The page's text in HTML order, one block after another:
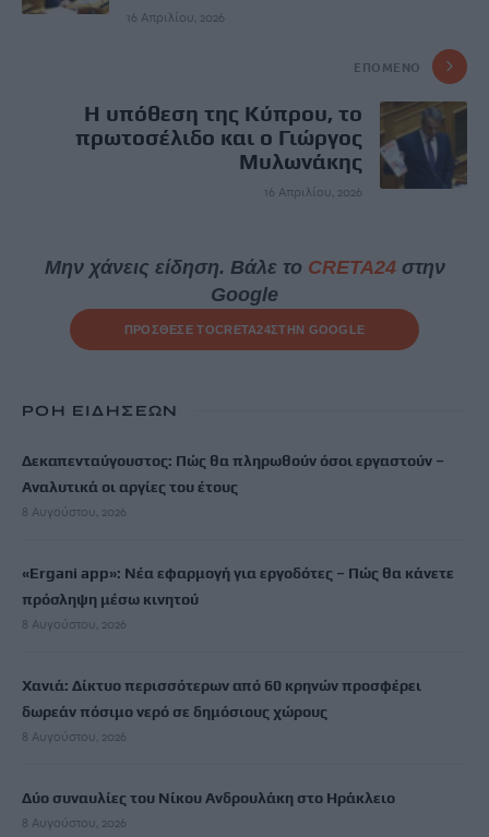
16 Απριλίου, 2026
ΕΠΌΜΕΝΟ
Η υπόθεση της Κύπρου, το
πρωτοσέλιδο και ο Γιώργος
Μυλωνάκης
16 Απριλίου, 2026
Μην χάνεις είδηση. Βάλε το CRETA24στην
Google
ΠΡΟΣΘΕΣΕ ΤΟCRETA24ΣΤΗΝ GOOGLE
ΡΟΗ ΕΙΔΗΣΕΩΝ
Δεκαπενταύγουστος: Πώς θα πληρωθούν όσοι εργαστούν –
Αναλυτικά οι αργίες του έτους
8 Αυγούστου, 2026
«Ergani app»: Νέα εφαρμογή για εργοδότες – Πώς θα κάνετε
πρόσληψη μέσω κινητού
8 Αυγούστου, 2026
Χανιά: Δίκτυο περισσότερων από 60 κρηνών προσφέρει
δωρεάν πόσιμο νερό σε δημόσιους χώρους
8 Αυγούστου, 2026
Δύο συναυλίες του Νίκου Ανδρουλάκη στο Ηράκλειο
8 Αυγούστου, 2026